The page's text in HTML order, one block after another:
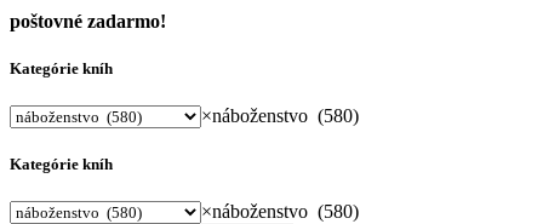
poštovné zadarmo!
Kategórie kníh
×náboženstvo (580)
Kategórie kníh
×náboženstvo (580)